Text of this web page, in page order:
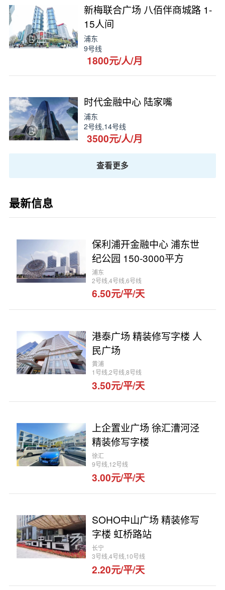
新梅联合广场 八佰伴商城路 1-
15人间
浦东
9号线
1800元/人/月
时代金融中心 陆家嘴
浦东
2号线,14号线
3500元/人/月
查看更多
最新信息
保利浦开金融中心 浦东世
纪公园 150-3000平方
浦东
2号线,4号线,6号线
6.50元/平/天
港泰广场 精装修写字楼 人
民广场
黄浦
1号线,2号线,8号线
3.50元/平/天
上企置业广场 徐汇漕河泾
精装修写字楼
徐汇
9号线,12号线
3.00元/平/天
SOHO中山广场 精装修写
字楼 虹桥路站
长宁
3号线,4号线,10号线
2.20元/平/天